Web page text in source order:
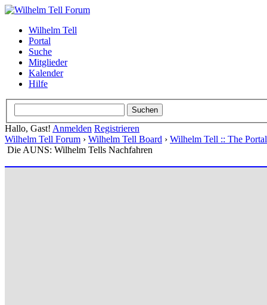
Wilhelm Tell
Portal
Suche
Mitglieder
Kalender
Hilfe
Hallo, Gast! Anmelden Registrieren
Wilhelm Tell Forum › Wilhelm Tell Board › Wilhelm Tell :: The
Die AUNS: Wilhelm Tells Nachfahren